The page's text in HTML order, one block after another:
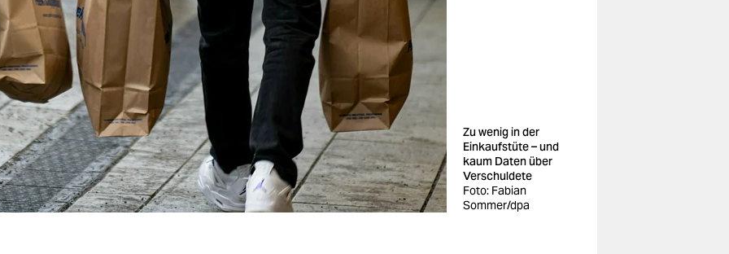
Zu wenig in der
Einkaufstüte – und
kaum Daten über
Verschuldete
Foto: Fabian
Sommer/dpa